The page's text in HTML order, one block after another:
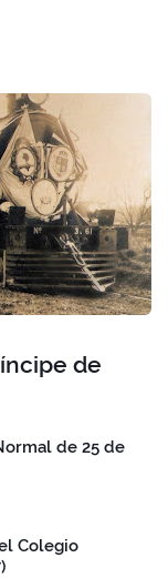
de
de 25 de
Colegio